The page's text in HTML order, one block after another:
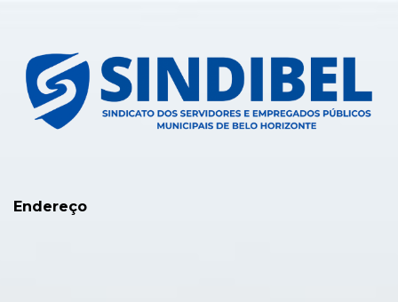
Endereço